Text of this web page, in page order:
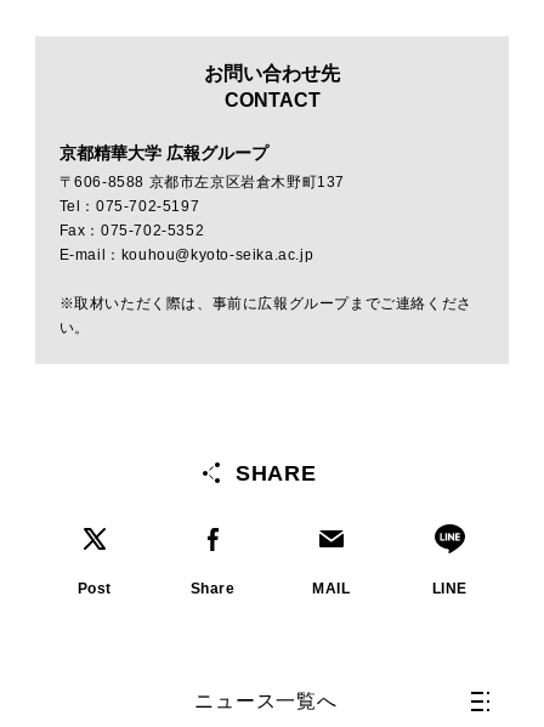
お問い合わせ先
CONTACT
京都精華大学 広報グループ
〒606-8588 京都市左京区岩倉木野町137
Tel：075-702-5197
Fax：075-702-5352
E-mail：kouhou@kyoto-seika.ac.jp
※取材いただく際は、事前に広報グループまでご連絡くださ
い。
SHARE
Post Share MAIL LINE
ニュース一覧へ